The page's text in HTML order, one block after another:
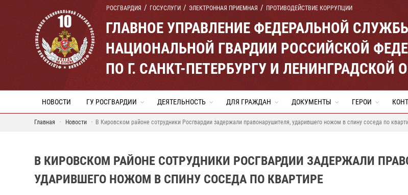
РОСГВАРДИЯ ГОСУСЛУГИ ЭЛЕКТРОННАЯ ПРИЕМНАЯ ПРОТИВОДЕЙСТВИЕ КОРРУПЦИИ
ГЛАВНОЕ УПРАВЛЕНИЕ ФЕДЕРАЛЬНОЙ
НАЦИОНАЛЬНОЙ ГВАРДИИ РОССИЙСКОЙ
ПО Г. САНКТ-ПЕТЕРБУРГУ И ЛЕНИНГРАДСКОЙ
НОВОСТИ ГУ РОСГВАРДИИ ДЕЯТЕЛЬНОСТЬ ДЛЯ ГРАЖДАН ДОКУМЕНТЫ ГЕРОИ
Главная Новости В Кировском районе сотрудники Росгвардии задержали правонарушителя, ударившего ножом в спину соседа по
В КИРОВСКОМ РАЙОНЕ СОТРУДНИКИ РОСГВАРДИИ ЗАДЕРЖАЛИ
УДАРИВШЕГО НОЖОМ В СПИНУ СОСЕДА ПО КВАРТИРЕ